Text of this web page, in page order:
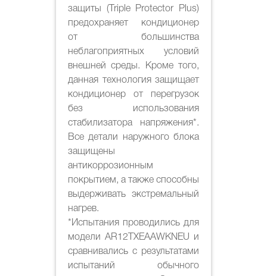
защиты (Triple Protector Plus)
предохраняет кондиционер
от большинства
неблагоприятных условий
внешней среды. Кроме того,
данная технология защищает
кондиционер от перегрузок
без использования
стабилизатора напряжения*.
Все детали наружного блока
защищены
антикоррозионным
покрытием, а также способны
выдерживать экстремальный
нагрев.
*Испытания проводились для
модели AR12TXEAAWKNEU и
сравнивались с результатами
испытаний обычного